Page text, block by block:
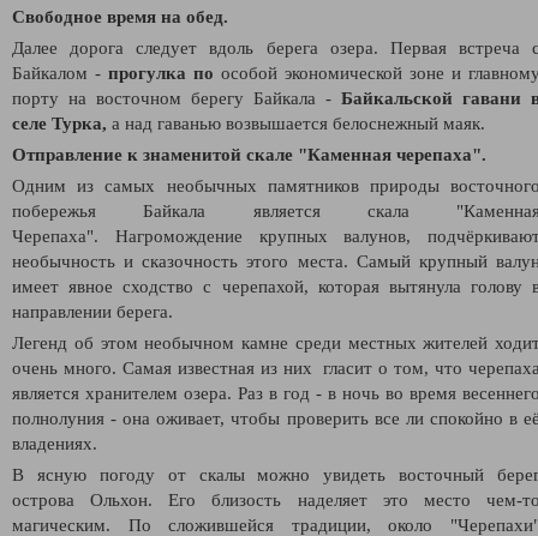
Свободное время на обед.
Далее дорога следует вдоль берега озера. Первая встреча
Байкалом - прогулка по особой экономической зоне и
порту на восточном берегу Байкала - Байкальской гавани
селе Турка, а над гаванью возвышается белоснежный маяк.
Отправление к знаменитой скале "Каменная черепаха".
Одним из самых необычных памятников природы
побережья Байкала является скала
Черепаха". Нагромождение крупных валунов,
необычность и сказочность этого места. Самый крупный
имеет явное сходство с черепахой, которая вытянула голову
направлении берега.
Легенд об этом необычном камне среди местных жителей
очень много. Самая известная из них гласит о том, что
является хранителем озера. Раз в год - в ночь во время
полнолуния - она оживает, чтобы проверить все ли спокойно в
владениях.
В ясную погоду от скалы можно увидеть восточный
острова Ольхон. Его близость наделяет это место чем-
магическим. По сложившейся традиции, около